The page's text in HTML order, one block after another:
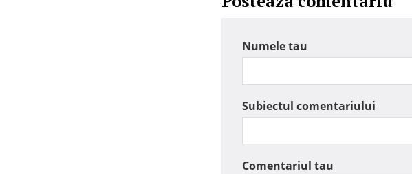
Numele tau
Subiectul comentariului
Comentariul tau